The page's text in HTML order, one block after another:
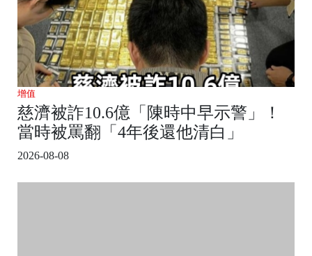
增值
慈濟被詐10.6億「陳時中早示警」！
當時被罵翻「4年後還他清白」
2026-08-08